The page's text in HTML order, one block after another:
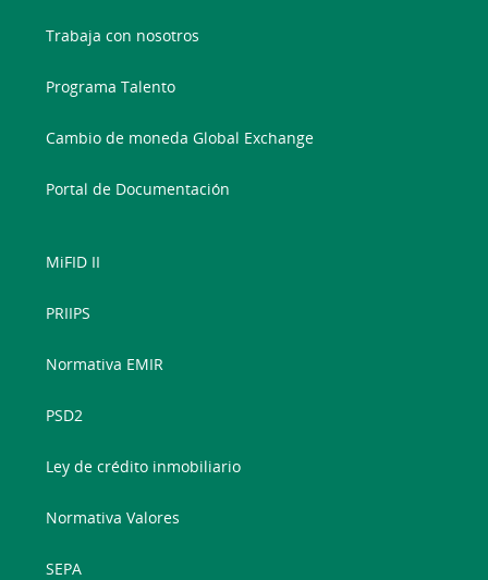
Trabaja con nosotros
Programa Talento
Cambio de moneda Global Exchange
Portal de Documentación
MiFID II
PRIIPS
Normativa EMIR
PSD2
Ley de crédito inmobiliario
Normativa Valores
SEPA